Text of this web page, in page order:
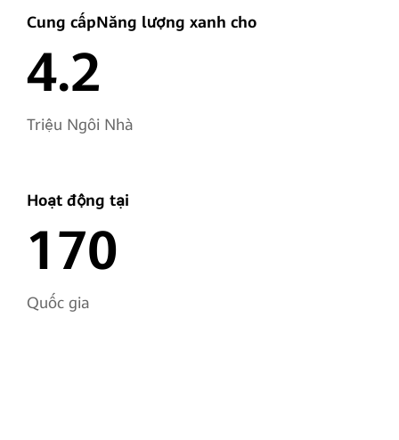
Cung cấpNăng lượng xanh cho
4.2
Triệu Ngôi Nhà
Hoạt động tại
170
Quốc gia